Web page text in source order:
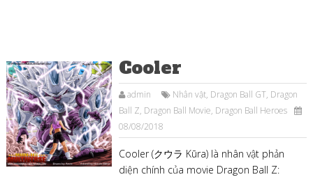
Cooler
admin Nhân vật, Dragon Ball GT, Dragon
Ball Z, Dragon Ball Movie, Dragon Ball Heroes
08/08/2018
Cooler (クウラ Kūra) là nhân vật phản
diện chính của movie Dragon Ball Z: